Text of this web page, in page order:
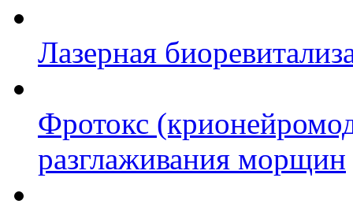
Лазерная
Фротокс
разглаживания морщин